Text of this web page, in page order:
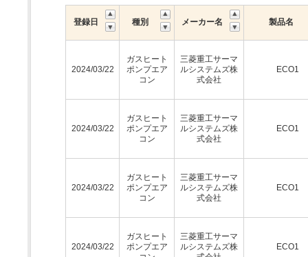
登録日 種別 メーカー名 製品名
2024/03/22
ガスヒート
ポンプエア
コン
三菱重工サーマ
ルシステムズ株
式会社
ECO1
2024/03/22
ガスヒート
ポンプエア
コン
三菱重工サーマ
ルシステムズ株
式会社
ECO1
2024/03/22
ガスヒート
ポンプエア
コン
三菱重工サーマ
ルシステムズ株
式会社
ECO1
2024/03/22
ガスヒート
ポンプエア
三菱重工サーマ
ルシステムズ株
ECO1